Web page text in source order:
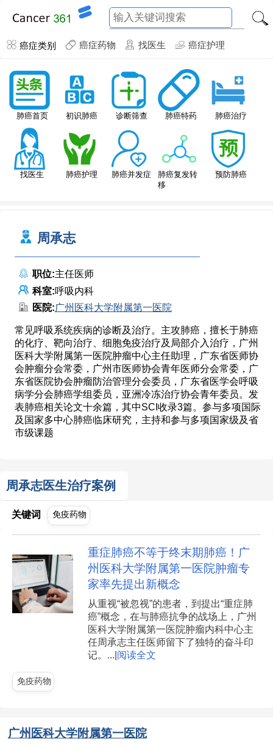
癌症类别 癌症药物 找医生 癌症护理
肺癌首页 初识肺癌 诊断筛查 肺癌特药 肺癌治疗
找医生 肺癌护理 肺癌并发症
肺癌复发转
移
预防肺癌
周承志
职位:主任医师
科室:呼吸内科
医院:广州医科大学附属第一医院
常见呼吸系统疾病的诊断及治疗。主攻肺癌，擅长于肺癌
的化疗、靶向治疗、细胞免疫治疗及局部介入治疗，广州
医科大学附属第一医院肿瘤中心主任助理，广东省医师协
会肿瘤分会常委，广州市医师协会青年医师分会常委，广
东省医院协会肿瘤防治管理分会委员，广东省医学会呼吸
病学分会肺癌学组委员，亚洲冷冻治疗协会青年委员。发
表肺癌相关论文十余篇，其中SCI收录3篇。参与多项国际
及国家多中心肺癌临床研究，主持和参与多项国家级及省
市级课题
周承志医生治疗案例
关键词 免疫药物
重症肺癌不等于终末期肺癌！广
州医科大学附属第一医院肿瘤专
家率先提出新概念
从重视“被忽视”的患者，到提出“重症肺
癌”概念，在与肺癌抗争的战场上，广州
医科大学附属第一医院肿瘤内科中心主
任周承志主任医师留下了独特的奋斗印
记。...| 阅读全文
免疫药物
广州医科大学附属第一医院